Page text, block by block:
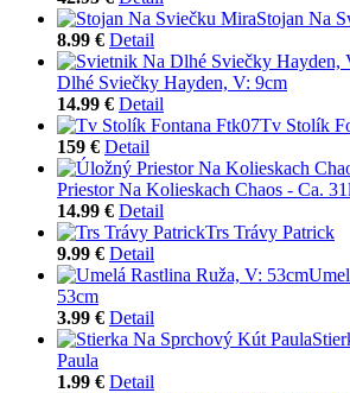
Stojan Na
8.99 € Detail
Dlhé Sviečky Hayden, V: 9cm
14.99 € Detail
Tv Stolík
159 € Detail
Priestor Na Kolieskach Chaos - Ca. 31l
14.99 € Detail
Trs Trávy Patrick
9.99 € Detail
53cm
3.99 € Detail
Paula
1.99 € Detail